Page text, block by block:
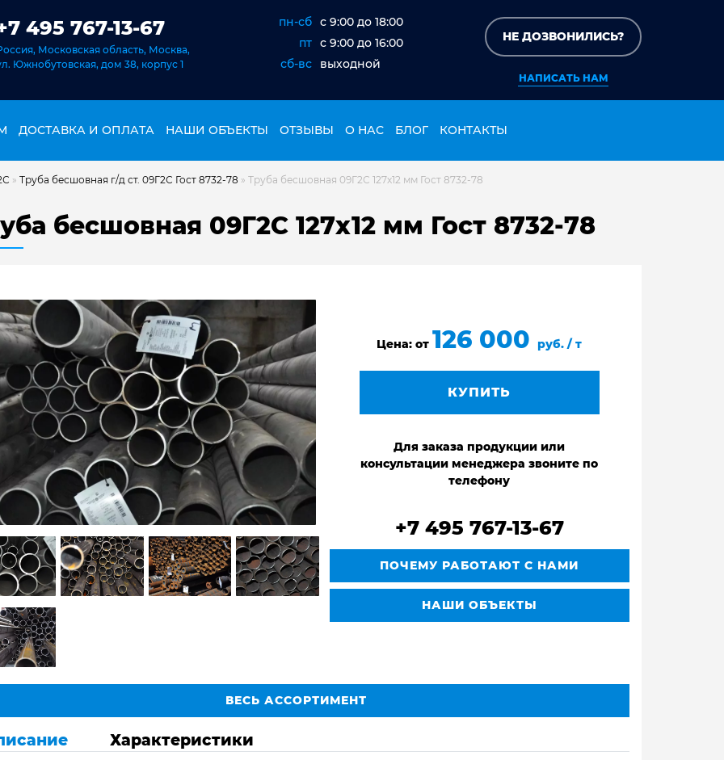
495 767-13-67
Московская область, Москва,
Южнобутовская, дом 38, корпус 1
пн-сб c 9:00 до 18:00
пт c 9:00 до 16:00
сб-вс
выходной
НЕ ДОЗВОНИЛИСЬ?
НАПИСАТЬ НАМ
ДОСТАВКА И ОПЛАТА НАШИ ОБЪЕКТЫ ОТЗЫВЫ О НАС БЛОГ КОНТАКТЫ
» Труба бесшовная г/д ст. 09Г2С Гост 8732-78 » Труба бесшовная 09Г2С 127х12 мм Гост 8732-78
бесшовная 09Г2С 127х12 мм Гост 8732-78
Цена: от 126 000руб. / т
КУПИТЬ
Для заказа продукции или
консультации менеджера звоните по
телефону
+7 495 767-13-67
ПОЧЕМУ РАБОТАЮТ С НАМИ
НАШИ ОБЪЕКТЫ
ВЕСЬ АССОРТИМЕНТ
Характеристики